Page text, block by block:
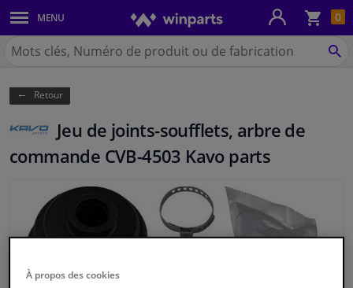
0
MENU
Carrosserie & tôles
Feux & ampoules
Freinage
Système d'échappement
Châssis & transmission
Refroidissement & chauffage
Pièces moteur & accessoires
Chercher
Winparts.be
Retour
Jeu de joints-soufflets, arbre de
commande CVB-4503 Kavo parts
À propos des cookies